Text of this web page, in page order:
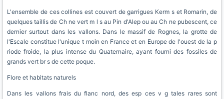
L'ensemble de ces collines est couvert de garrigues Kerm s et Romarin, de
quelques taillis de Ch ne vert m l s au Pin d'Alep ou au Ch ne pubescent, ce
dernier surtout dans les vallons. Dans le massif de Rognes, la grotte de
l'Escale constitue l'unique t moin en France et en Europe de l'ouest de la p
riode froide, la plus intense du Quaternaire, ayant fourni des fossiles de
grands vert br s de cette poque.
Flore et habitats naturels
Dans les vallons frais du flanc nord, des esp ces v g tales rares sont